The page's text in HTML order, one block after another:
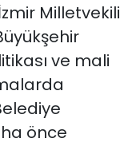
Milletvekili
ve mali
önce